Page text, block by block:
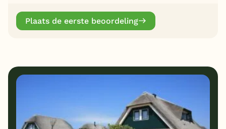
Plaats de eerste beoordeling